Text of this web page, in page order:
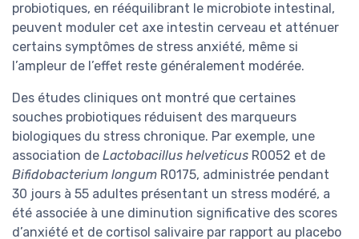
probiotiques, en rééquilibrant le microbiote intestinal,
peuvent moduler cet axe intestin cerveau et atténuer
certains symptômes de stress anxiété, même si
l’ampleur de l’effet reste généralement modérée.
Des études cliniques ont montré que certaines
souches probiotiques réduisent des marqueurs
biologiques du stress chronique. Par exemple, une
association de Lactobacillus helveticus R0052 et de
Bifidobacterium longum R0175, administrée pendant
30 jours à 55 adultes présentant un stress modéré, a
été associée à une diminution significative des scores
d’anxiété et de cortisol salivaire par rapport au placebo